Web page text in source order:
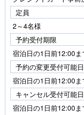
定員
2～4名様
予約受付期限
宿泊日の1日前12:00ま
予約の変更受付可能
宿泊日の1日前12:00ま
キャンセル受付可能
宿泊日の1日前12:00ま